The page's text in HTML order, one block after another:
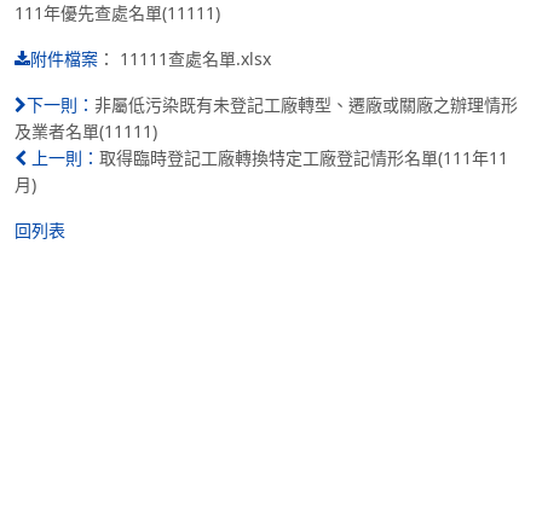
111年優先查處名單(11111)
附件檔案 ： 11111查處名單.xlsx
下一則： 非屬低污染既有未登記工廠轉型、遷廠或關廠之辦理情形
及業者名單(11111)
上一則： 取得臨時登記工廠轉換特定工廠登記情形名單(111年11
月)
回列表